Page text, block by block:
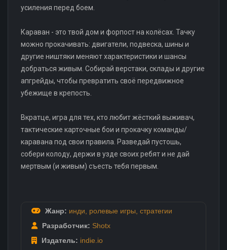
усиления перед боем.
Караван - это твой дом и форпост на колёсах. Тачку
можно прокачивать: двигатели, подвеска, шины и
другие ништяки меняют характеристики и шансы
добраться живым. Собирай верстаки, склады и другие
апгрейды, чтобы превратить своё передвижное
убежище в крепость.
Вкратце, игра для тех, кто любит жёсткий выживач,
тактические карточные бои и прокачку команды/
каравана под свои правила. Разведай пустошь,
собери колоду, держи в узде своих ребят и не дай
мертвым (и живым) съесть тебя первым.
Жанр: инди ролевые игры стратегии
Разработчик: Shotx
Издатель: indie.io